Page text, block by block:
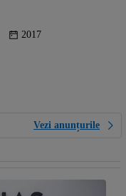
2017
Vezi anunțurile